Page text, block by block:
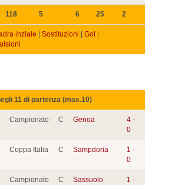
118 5 6 25 2
inziale Sostituzioni Gol
11 di partenza (max.10)
Campionato C Genoa
4 -
0
Coppa Italia C Sampdoria
1 -
0
Campionato C Sassuolo
1 -